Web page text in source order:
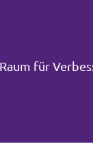
für